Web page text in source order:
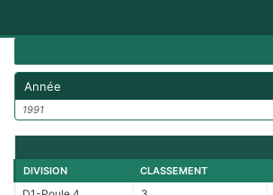
Année
1991
DIVISION
CLASSEMENT